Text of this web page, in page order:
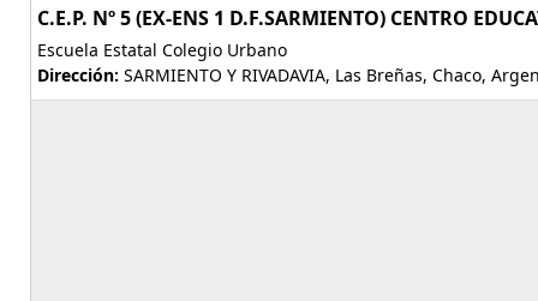
C.E.P. Nº 5 (EX-ENS 1 D.F.SARMIENTO) CENTRO
Escuela Estatal Colegio Urbano
Dirección: SARMIENTO Y RIVADAVIA, Las Breñas, Chaco,